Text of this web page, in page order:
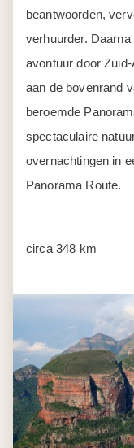
beantwoorden,
verhuurder.
avontuur door
aan de bovenrand
beroemde
spectaculaire
overnachtingen in
Panorama Route.
circa 348 km